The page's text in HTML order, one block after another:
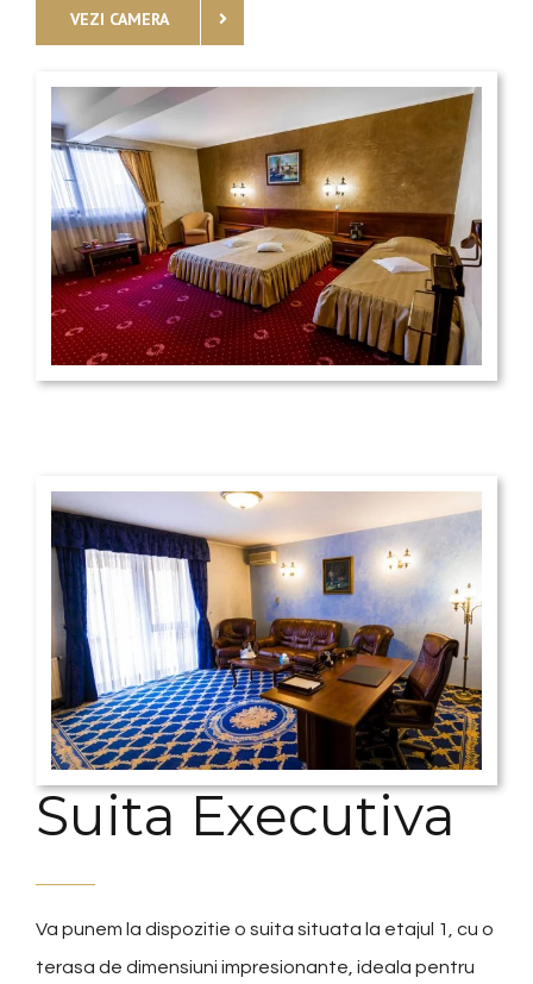
VEZI CAMERA
Suita Executiva
Va punem la dispozitie o suita situata la etajul 1, cu o
terasa de dimensiuni impresionante, ideala pentru